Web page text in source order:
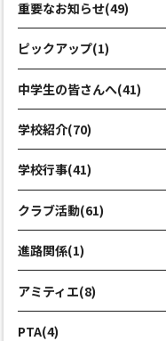
重要なお知らせ(49)
ピックアップ(1)
中学生の皆さんへ(41)
学校紹介(70)
学校行事(41)
クラブ活動(61)
進路関係(1)
アミティエ(8)
PTA(4)